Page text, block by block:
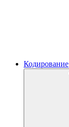
Кодирование